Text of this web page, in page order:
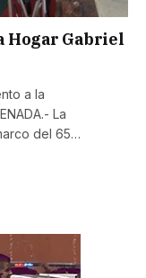
Hogar Gabriel
a la
La
del 65…